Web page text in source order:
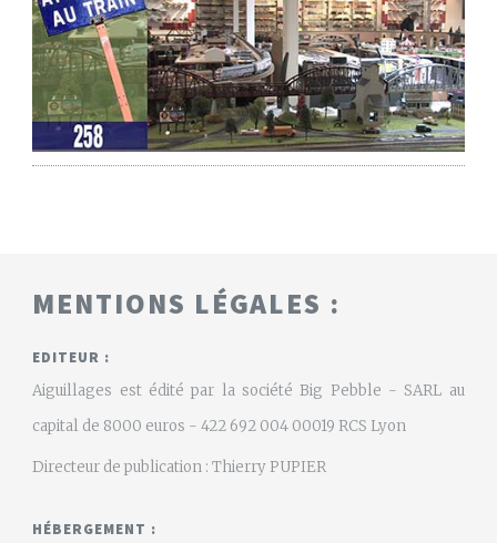
MENTIONS LÉGALES :
EDITEUR :
Aiguillages est édité par la société Big Pebble - SARL au
capital de 8000 euros - 422 692 004 00019 RCS Lyon
Directeur de publication : Thierry PUPIER
HÉBERGEMENT :